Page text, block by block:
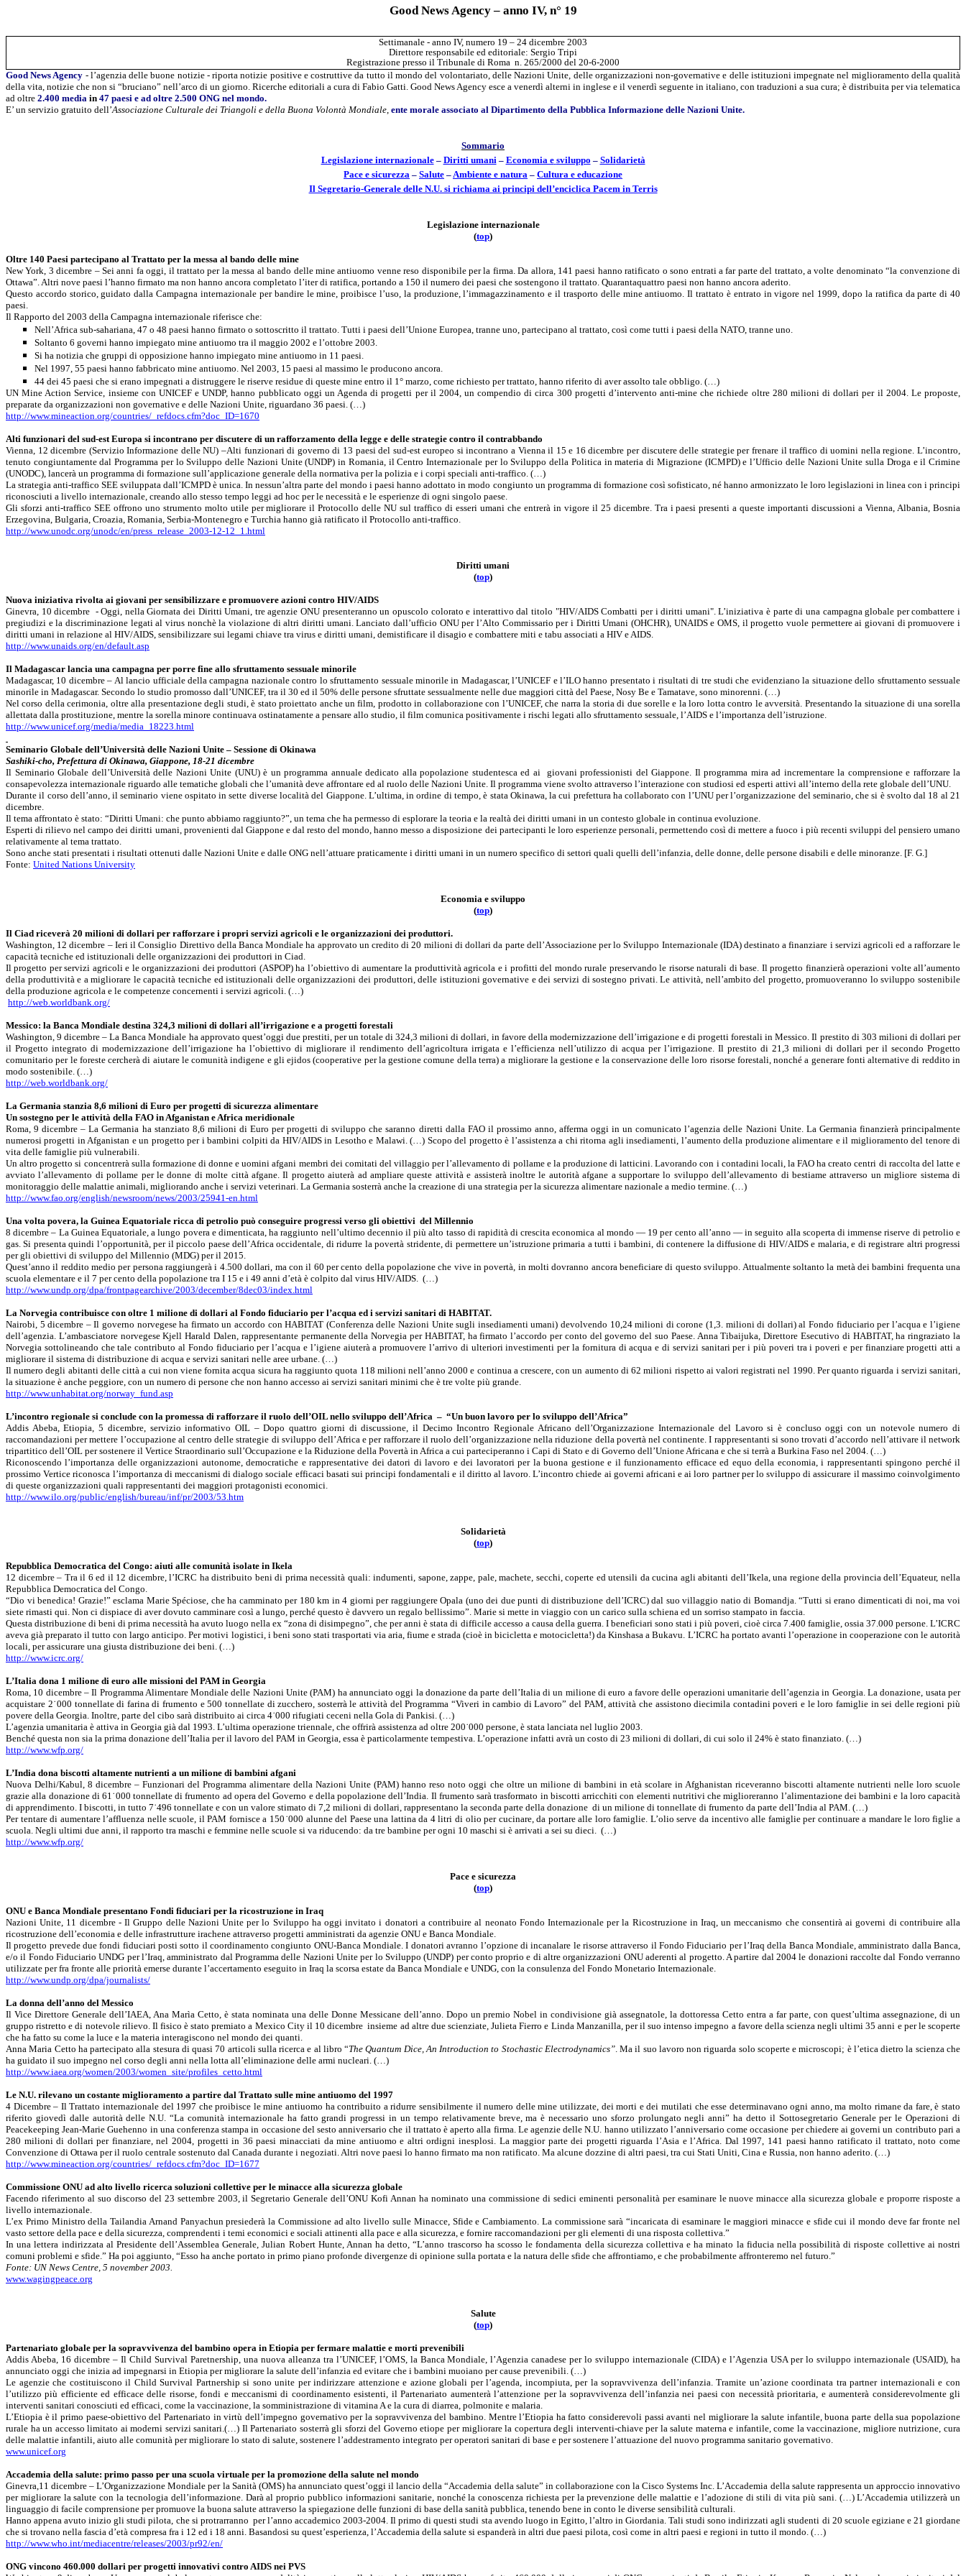
Good News Agency – anno IV, n° 19
Settimanale - anno IV, numero 19 – 24 dicembre 2003
Direttore responsabile ed editoriale: Sergio Tripi
Registrazione presso il Tribunale di Roma n. 265/2000 del 20-6-2000
Good News Agency - l’agenzia delle buone notizie - riporta notizie positive e costruttive da tutto il mondo del volontariato, delle Nazioni Unite, delle organizzazioni non-governative e delle istituzioni impegnate nel miglioramento della qualità
della vita, notizie che non si “bruciano” nell’arco di un giorno. Ricerche editoriali a cura di Fabio Gatti. Good News Agency esce a venerdì alterni in inglese e il venerdì seguente in italiano, con traduzioni a sua cura; è distribuita per via telematica
ad oltre 2.400 media in 47 paesi e ad oltre 2.500 ONG nel mondo.
E’ un servizio gratuito dell’Associazione Culturale dei Triangoli e della Buona Volontà Mondiale ente morale associato al Dipartimento della Pubblica Informazione delle Nazioni Unite.
Sommario
Legislazione internazionale– Diritti umani – Economia e sviluppo – Solidarietà
Pace e sicurezza – Salute – Ambiente e natura – Cultura e educazione
Il Segretario-Generale delle N.U. si richiama ai principi dell’enciclica Pacem in Terris
Legislazione internazionale
(top)
Oltre 140 Paesi partecipano al Trattato per la messa al bando delle mine
New York, 3 dicembre – Sei anni fa oggi, il trattato per la messa al bando delle mine antiuomo venne reso disponibile per la firma. Da allora, 141 paesi hanno ratificato o sono entrati a far parte del trattato, a volte denominato “la convenzione di
Ottawa”. Altri nove paesi l’hanno firmato ma non hanno ancora completato l’iter di ratifica, portando a 150 il numero dei paesi che sostengono il trattato. Quarantaquattro paesi non hanno ancora aderito.
Questo accordo storico, guidato dalla Campagna internazionale per bandire le mine, proibisce l’uso, la produzione, l’immagazzinamento e il trasporto delle mine antiuomo. Il trattato è entrato in vigore nel 1999, dopo la ratifica da parte di 40
paesi.
Il Rapporto del 2003 della Campagna internazionale riferisce che:
Nell’Africa sub-sahariana, 47 o 48 paesi hanno firmato o sottoscritto il trattato. Tutti i paesi dell’Unione Europea, tranne uno, partecipano al trattato, così come tutti i paesi della NATO, tranne uno.
Soltanto 6 governi hanno impiegato mine antiuomo tra il maggio 2002 e l’ottobre 2003.
Si ha notizia che gruppi di opposizione hanno impiegato mine antiuomo in 11 paesi.
Nel 1997, 55 paesi hanno fabbricato mine antiuomo. Nel 2003, 15 paesi al massimo le producono ancora.
44 dei 45 paesi che si erano impegnati a distruggere le riserve residue di queste mine entro il 1° marzo, come richiesto per trattato, hanno riferito di aver assolto tale obbligo. (…)
UN Mine Action Service, insieme con UNICEF e UNDP, hanno pubblicato oggi un Agenda di progetti per il 2004, un compendio di circa 300 progetti d’intervento anti-mine che richiede oltre 280 milioni di dollari per il 2004. Le proposte,
preparate da organizzazioni non governative e delle Nazioni Unite, riguardano 36 paesi. (…)
http://www.mineaction.org/countries/_refdocs.cfm?doc_ID=1670
Alti funzionari del sud-est Europa si incontrano per discutere di un rafforzamento della legge e delle strategie contro il contrabbando
Vienna, 12 dicembre (Servizio Informazione delle NU) –Alti funzionari di governo di 13 paesi del sud-est europeo si incontrano a Vienna il 15 e 16 dicembre per discutere delle strategie per frenare il traffico di uomini nella regione. L’incontro,
tenuto congiuntamente dal Programma per lo Sviluppo delle Nazioni Unite (UNDP) in Romania, il Centro Internazionale per lo Sviluppo della Politica in materia di Migrazione (ICMPD) e l’Ufficio delle Nazioni Unite sulla Droga e il Crimine
(UNODC), lancerà un programma di formazione sull’applicazione generale della normativa per la polizia e i corpi speciali anti-traffico. (…)
La strategia anti-traffico SEE sviluppata dall’ICMPD è unica. In nessun’altra parte del mondo i paesi hanno adottato in modo congiunto un programma di formazione così sofisticato, né hanno armonizzato le loro legislazioni in linea con i principi
riconosciuti a livello internazionale, creando allo stesso tempo leggi ad hoc per le necessità e le esperienze di ogni singolo paese.
Gli sforzi anti-traffico SEE offrono uno strumento molto utile per migliorare il Protocollo delle NU sul traffico di esseri umani che entrerà in vigore il 25 dicembre. Tra i paesi presenti a queste importanti discussioni a Vienna, Albania, Bosnia
Erzegovina, Bulgaria, Croazia, Romania, Serbia-Montenegro e Turchia hanno già ratificato il Protocollo anti-traffico.
http://www.unodc.org/unodc/en/press_release_2003-12-12_1.html
Diritti umani
(top)
Nuova iniziativa rivolta ai giovani per sensibilizzare e promuovere azioni contro HIV/AIDS
Ginevra, 10 dicembre - Oggi, nella Giornata dei Diritti Umani, tre agenzie ONU presenteranno un opuscolo colorato e interattivo dal titolo "HIV/AIDS Combatti per i diritti umani". L’iniziativa è parte di una campagna globale per combattere i
pregiudizi e la discriminazione legati al virus nonchè la violazione di altri diritti umani. Lanciato dall’ufficio ONU per l’Alto Commissario per i Diritti Umani (OHCHR), UNAIDS e OMS, il progetto vuole permettere ai giovani di promuovere i
diritti umani in relazione al HIV/AIDS, sensibilizzare sui legami chiave tra virus e diritti umani, demistificare il disagio e combattere miti e tabu associati a HIV e AIDS.
http://www.unaids.org/en/default.asp
Il Madagascar lancia una campagna per porre fine allo sfruttamento sessuale minorile
Madagascar, 10 dicembre – Al lancio ufficiale della campagna nazionale contro lo sfruttamento sessuale minorile in Madagascar, l’UNICEF e l’ILO hanno presentato i risultati di tre studi che evidenziano la situazione dello sfruttamento sessuale
minorile in Madagascar. Secondo lo studio promosso dall’UNICEF, tra il 30 ed il 50% delle persone sfruttate sessualmente nelle due maggiori città del Paese, Nosy Be e Tamatave, sono minorenni. (…)
Nel corso della cerimonia, oltre alla presentazione degli studi, è stato proiettato anche un film, prodotto in collaborazione con l’UNICEF, che narra la storia di due sorelle e la loro lotta contro le avversità. Presentando la situazione di una sorella
allettata dalla prostituzione, mentre la sorella minore continuava ostinatamente a pensare allo studio , il film comunica positivamente i rischi legati allo sfruttamento sessuale, l’AIDS e l’importanza dell’istruzione.
http://www.unicef.org/media/media_18223.html
Seminario Globale dell’Università delle Nazioni Unite – Sessione di Okinawa
Sashiki-cho, Prefettura di Okinawa, Giappone, 18-21 dicembre
Il Seminario Globale dell’Università delle Nazioni Unite (UNU) è un programma annuale dedicato alla popolazione studentesca ed ai
giovani professionisti del Giappone. Il programma mira ad incrementare la comprensione e rafforzare la
consapevolezza internazionale riguardo alle tematiche globali che l’umanità deve affrontare ed al ruolo delle Nazioni Unite. Il programma viene svolto attraverso l’interazione con studiosi ed esperti attivi all’interno della rete globale dell’UNU.
Durante il corso dell’anno, il seminario viene ospitato in sette diverse località del Giappone. L’ultima, in ordine di tempo, è stata Okinawa, la cui prefettura ha collaborato con l’UNU per l’organizzazione del seminario, che si è svolto dal 18 al 21
dicembre.
Il tema affrontato è stato: “Diritti Umani: che punto abbiamo raggiunto?”, un tema che ha permesso di esplorare la teoria e la realtà dei diritti umani in un contesto globale in continua evoluzione.
Esperti di rilievo nel campo dei diritti umani, provenienti dal Giappone e dal resto del mondo, hanno messo a disposizione dei partecipanti le loro esperienze personali, permettendo così di mettere a fuoco i più recenti sviluppi del pensiero umano
relativamente al tema trattato.
Sono anche stati presentati i risultati ottenuti dalle Nazioni Unite e dalle ONG nell’attuare praticamente i diritti umani in un numero specifico di settori quali quelli dell’infanzia, delle donne, delle persone disabili e delle minoranze. [F. G.]
Fonte: United Nations University
Economia e sviluppo
(top)
Il Ciad riceverà 20 milioni di dollari per rafforzare i propri servizi agricoli e le organizzazioni dei produttori.
Washington, 12 dicembre – Ieri il Consiglio Direttivo della Banca Mondiale ha approvato un credito di 20 milioni di dollari da parte dell’Associazione per lo Sviluppo Internazionale (IDA) destinato a finanziare i servizi agricoli ed a rafforzare le
capacità tecniche ed istituzionali delle organizzazioni dei produttori in Ciad.
Il progetto per servizi agricoli e le organizzazioni dei produttori (ASPOP) ha l’obiettivo di aumentare la produttività agricola e i profitti del mondo rurale preservando le risorse naturali di base. Il progetto finanzierà operazioni volte all’aumento
della produttività e a migliorare le capacità tecniche ed istituzionali delle organizzazioni dei produttori, delle istituzioni governative e dei servizi di sostegno privati. Le attività, nell’ambito del progetto, promuoveranno lo sviluppo sostenibile
della produzione agricola e le competenze concernenti i servizi agricoli. (…)
http://web.worldbank.org/
Messico: la Banca Mondiale destina 324,3 milioni di dollari all’irrigazione e a progetti forestali
Washington, 9 dicembre – La Banca Mondiale ha approvato quest’oggi due prestiti, per un totale di 324,3 milioni di dollari, in favore della modernizzazione dell’irrigazione e di progetti forestali in Messico. Il prestito di 303 milioni di dollari per
il Progetto integrato di modernizzazione dell’irrigazione ha l’obiettivo di migliorare il rendimento dell’agricoltura irrigata e l’efficienza nell’utilizzo di acqua per l’irrigazione. Il prestito di 21,3 milioni di dollari per il secondo Progetto
comunitario per le foreste cercherà di aiutare le comunità indigene e gli ejidos (cooperative per la gestione comune della terra) a migliorare la gestione e la conservazione delle loro risorse forestali, nonché a generare fonti alternative di reddito in
modo sostenibile. (…)
http://web.worldbank.org/
La Germania stanzia 8,6 milioni di Euro per progetti di sicurezza alimentare
Un sostegno per le attività della FAO in Afganistan e Africa meridionale
Roma, 9 dicembre – La Germania ha stanziato 8,6 milioni di Euro per progetti di sviluppo che saranno diretti dalla FAO il prossimo anno, afferma oggi in un comunicato l’agenzia delle Nazioni Unite. La Germania finanzierà principalmente
numerosi progetti in Afganistan e un progetto per i bambini colpiti da HIV/AIDS in Lesotho e Malawi. (…) Scopo del progetto è l’assistenza a chi ritorna agli insediamenti, l’aumento della produzione alimentare e il miglioramento del tenore di
vita delle famiglie più vulnerabili.
Un altro progetto si concentrerà sulla formazione di donne e uomini afgani membri dei comitati del villaggio per l’allevamento di pollame e la produzione di latticini. Lavorando con i contadini locali, la FAO ha creato centri di raccolta del latte e
avviato l’allevamento di pollame per le donne di molte città afgane. Il progetto aiuterà ad ampliare queste attività e assisterà inoltre le autorità afgane a supportare lo sviluppo dell’allevamento di bestiame attraverso un migliore sistema di
monitoraggio delle malattie animali, migliorando anche i servizi veterinari. La Germania sosterrà anche la creazione di una strategia per la sicurezza alimentare nazionale a medio termine. (…)
http://www.fao.org/english/newsroom/news/2003/25941-en.html
Una volta povera, la Guinea Equatoriale ricca di petrolio può conseguire progressi verso gli obiettivi del Millennio
8 dicembre – La Guinea Equatoriale, a lungo povera e dimenticata, ha raggiunto nell’ultimo decennio il più alto tasso di rapidità di crescita economica al mondo — 19 per cento all’anno — in seguito alla scoperta di immense riserve di petrolio e
gas. Si presenta quindi l’opportunità, per il piccolo paese dell’Africa occidentale, di ridurre la povertà stridente, di permettere un’istruzione primaria a tutti i bambini, di contenere la diffusione di HIV/AIDS e malaria, e di registrare altri progressi
per gli obiettivi di sviluppo del Millennio (MDG) per il 2015.
Quest’anno il reddito medio per persona raggiungerà i 4.500 dollari, ma con il 60 per cento della popolazione che vive in povertà, in molti dovranno ancora beneficiare di questo sviluppo. Attualmente soltanto la metà dei bambini frequenta una
scuola elementare e il 7 per cento della popolazione tra I 15 e i 49 anni d’età è colpito dal virus HIV/AIDS. (…)
http://www.undp.org/dpa/frontpagearchive/2003/december/8dec03/index.html
La Norvegia contribuisce con oltre 1 milione di dollari al Fondo fiduciario per l’acqua ed i servizi sanitari di HABITAT.
Nairobi, 5 dicembre – Il governo norvegese ha firmato un accordo con HABITAT (Conferenza delle Nazioni Unite sugli insediamenti umani) devolvendo 10,24 milioni di corone (1,3. milioni di dollari) al Fondo fiduciario per l’acqua e l’igiene
dell’agenzia. L’ambasciatore norvegese Kjell Harald Dalen, rappresentante permanente della Norvegia per HABITAT, ha firmato l’accordo per conto del governo del suo Paese. Anna Tibaijuka, Direttore Esecutivo di HABITAT, ha ringraziato la
Norvegia sottolineando che tale contributo al Fondo fiduciario per l’acqua e l’igiene aiuterà a promuovere l’arrivo di ulteriori investimenti per la fornitura di acqua e di servizi sanitari per i più poveri tra i poveri e per finanziare progetti atti a
migliorare il sistema di distribuzione di acqua e servizi sanitari nelle aree urbane. (…)
Il numero degli abitanti delle città a cui non viene fornita acqua sicura ha raggiunto quota 118 milioni nell’anno 2000 e continua a crescere, con un aumento di 62 milioni rispetto ai valori registrati nel 1990. Per quanto riguarda i servizi sanitari,
la situazione è anche peggiore, con un numero di persone che non hanno accesso ai servizi sanitari minimi che è tre volte più grande.
http://www.unhabitat.org/norway_fund.asp
L’incontro regionale si conclude con la promessa di rafforzare il ruolo dell’OIL nello sviluppo dell’Africa – “Un buon lavoro per lo sviluppo dell’Africa”
Addis Abeba, Etiopia, 5 dicembre, servizio informativo OIL – Dopo quattro giorni di discussione, il Decimo Incontro Regionale Africano dell’Organizzazione Internazionale del Lavoro si è concluso oggi con un notevole numero di
raccomandazioni per mettere l’occupazione al centro delle strategie di sviluppo dell’Africa e per rafforzare il ruolo dell’organizzazione nella riduzione della povertà nel continente. I rappresentanti si sono trovati d’accordo nell’attivare il network
tripartitico dell’OIL per sostenere il Vertice Straordinario sull’Occupazione e la Riduzione della Povertà in Africa a cui parteciperanno i Capi di Stato e di Governo dell’Unione Africana e che si terrà a Burkina Faso nel 2004. (…)
Riconoscendo l’importanza delle organizzazioni autonome, democratiche e rappresentative dei datori di lavoro e dei lavoratori per la buona gestione e il funzionamento efficace ed equo della economia, i rappresentanti spingono perché il
prossimo Vertice riconosca l’importanza di meccanismi di dialogo sociale efficaci basati sui principi fondamentali e il diritto al lavoro. L’incontro chiede ai governi africani e ai loro partner per lo sviluppo di assicurare il massimo coinvolgimento
di queste organizzazioni quali rappresentanti dei maggiori protagonisti economici.
http://www.ilo.org/public/english/bureau/inf/pr/2003/53.htm
Solidarietà
(top)
Repubblica Democratica del Congo: aiuti alle comunità isolate in Ikela
12 dicembre – Tra il 6 ed il 12 dicembre, l’ICRC ha distribuito beni di prima necessità quali: indumenti, sapone, zappe, pale, machete, secchi, coperte ed utensili da cucina agli abitanti dell’Ikela, una regione della provincia dell’Equateur, nella
Repubblica Democratica del Congo.
“Dio vi benedica! Grazie!” esclama Marie Spéciose, che ha camminato per 180 km in 4 giorni per raggiungere Opala (uno dei due punti di distribuzione dell’ICRC) dal suo villaggio natio di Bomandja. “Tutti si erano dimenticati di noi, ma voi
siete rimasti qui. Non ci dispiace di aver dovuto camminare così a lungo, perché questo è davvero un regalo bellissimo”. Marie si mette in viaggio con un carico sulla schiena ed un sorriso stampato in faccia.
Questa distribuzione di beni di prima necessità ha avuto luogo nella ex “zona di disimpegno”, che per anni è stata di difficile accesso a causa della guerra. I beneficiari sono stati i più poveri, cioè circa 7.400 famiglie, ossia 37.000 persone. L’ICRC
aveva già preparato il tutto con largo anticipo. Per motivi logistici, i beni sono stati trasportati via aria, fiume e strada (cioè in bicicletta e motocicletta!) da Kinshasa a Bukavu. L’ICRC ha portato avanti l’operazione in cooperazione con le autorità
locali, per assicurare una giusta distribuzione dei beni. (…)
http://www.icrc.org/
L’Italia dona 1 milione di euro alle missioni del PAM in Georgia
Roma, 10 dicembre – Il Programma Alimentare Mondiale delle Nazioni Unite (PAM) ha annunciato oggi la donazione da parte dell’Italia di un milione di euro a favore delle operazioni umanitarie dell’agenzia in Georgia. La donazione, usata per
acquistare 2˙000 tonnellate di farina di frumento e 500 tonnellate di zucchero, sosterrà le attività del Programma “Viveri in cambio di Lavoro” del PAM, attività che assistono diecimila contadini poveri e le loro famiglie in sei delle regioni più
povere della Georgia. Inoltre, parte del cibo sarà distribuito ai circa 4˙000 rifugiati ceceni nella Gola di Pankisi. (…)
L’agenzia umanitaria è attiva in Georgia già dal 1993. L’ultima operazione triennale, che offrirà assistenza ad oltre 200˙000 persone, è stata lanciata nel luglio 2003.
Benché questa non sia la prima donazione dell’Italia per il lavoro del PAM in Georgia, essa è particolarmente tempestiva. L’operazione infatti avrà un costo di 23 milioni di dollari, di cui solo il 24% è stato finanziato. (…)
http://www.wfp.org/
L’India dona biscotti altamente nutrienti a un milione di bambini afgani
Nuova Delhi/Kabul, 8 dicembre – Funzionari del Programma alimentare della Nazioni Unite (PAM) hanno reso noto oggi che oltre un milione di bambini in età scolare in Afghanistan riceveranno biscotti altamente nutrienti nelle loro scuole
grazie alla donazione di 61˙000 tonnellate di frumento ad opera del Governo e della popolazione dell’India. Il frumento sarà trasformato in biscotti arricchiti con elementi nutritivi che miglioreranno l’alimentazione dei bambini e la loro capacità
di apprendimento. I biscotti, in tutto 7˙496 tonnellate e con un valore stimato di 7,2 milioni di dollari, rappresentano la seconda parte della donazione di un milione di tonnellate di frumento da parte dell’India al PAM. (…)
Per tentare di aumentare l’affluenza nelle scuole, il PAM fornisce a 150˙000 alunne del Paese una lattina da 4 litri di olio per cucinare, da portare alle loro famiglie. L’olio serve da incentivo alle famiglie per continuare a mandare le loro figlie a
scuola. Negli ultimi due anni, il rapporto tra maschi e femmine nelle scuole si va riducendo: da tre bambine per ogni 10 maschi si è arrivati a sei su dieci.
(…)
http://www.wfp.org/
Pace e sicurezza
(top)
ONU e Banca Mondiale presentano Fondi fiduciari per la ricostruzione in Iraq
Nazioni Unite, 11 dicembre - Il Gruppo delle Nazioni Unite per lo Sviluppo ha oggi invitato i donatori a contribuire al neonato Fondo Internazionale per la Ricostruzione in Iraq, un meccanismo che consentirà ai governi di contribuire alla
ricostruzione dell’economia e delle infrastrutture irachene attraverso progetti amministrati da agenzie ONU e Banca Mondiale.
Il progetto prevede due fondi fiduciari posti sotto il coordinamento congiunto ONU-Banca Mondiale. I donatori avranno l’opzione di incanalare le risorse attraverso il Fondo Fiduciario per l’Iraq della Banca Mondiale, amministrato dalla Banca,
e/o il Fondo Fiduciario UNDG per l’Iraq, amministrato dal Programma delle Nazioni Unite per lo Sviluppo (UNDP) per conto proprio e di altre organizzazioni ONU aderenti al progetto. A partire dal 2004 le donazioni raccolte dal Fondo verranno
utilizzate per fra fronte alle priorità emerse durante l’accertamento eseguito in Iraq la scorsa estate da Banca Mondiale e UNDG, con la consulenza del Fondo Monetario Internazionale.
http://www.undp.org/dpa/journalists/
La donna dell’anno del Messico
Il Vice Direttore Generale dell’IAEA, Ana Marìa Cetto, è stata nominata una delle Donne Messicane dell’anno. Dopo un premio Nobel in condivisione già assegnatole, la dottoressa Cetto entra a far parte, con quest’ultima assegnazione, di un
gruppo ristretto e di notevole rilievo. Il fisico è stato premiato a Mexico City il 10 dicembre insieme ad altre due scienziate, Julieta Fierro e Linda Manzanilla, per il suo intenso impegno a favore della scienza negli ultimi 35 anni e per le scoperte
che ha fatto su come la luce e la materia interagiscono nel mondo dei quanti.
Anna Maria Cetto ha partecipato alla stesura di quasi 70 articoli sulla ricerca e al libro “The Quantum Dice, An Introduction to Stochastic Electrodynamics”. Ma il suo lavoro non riguarda solo scoperte e microscopi; è l’etica dietro la scienza che
ha guidato il suo impegno nel corso degli anni nella lotta all’eliminazione delle armi nucleari. (…)
http://www.iaea.org/women/2003/women_site/profiles_cetto.html
Le N.U. rilevano un costante miglioramento a partire dal Trattato sulle mine antiuomo del 1997
4 Dicembre – Il Trattato internazionale del 1997 che proibisce le mine antiuomo ha contribuito a ridurre sensibilmente il numero delle mine utilizzate, dei morti e dei mutilati che esse determinavano ogni anno, ma molto rimane da fare, è stato
riferito giovedì dalle autorità delle N.U. “La comunità internazionale ha fatto grandi progressi in un tempo relativamente breve, ma è necessario uno sforzo prolungato negli anni” ha detto il Sottosegretario Generale per le Operazioni di
Peacekeeping Jean-Marie Guehenno in una conferenza stampa in occasione del sesto anniversario che il trattato è aperto alla firma. Le agenzie delle N.U. hanno utilizzato l’anniversario come occasione per chiedere ai governi un contributo pari a
280 milioni di dollari per finanziare, nel 2004, progetti in 36 paesi minacciati da mine antiuomo e altri ordigni inesplosi. La maggior parte dei progetti riguarda l’Asia e l’Africa. Dal 1997, 141 paesi hanno ratificato il trattato, noto come
Convenzione di Ottawa per il ruolo centrale sostenuto dal Canada durante i negoziati. Altri nove paesi lo hanno firmato ma non ratificato. Ma alcune dozzine di altri paesi, tra cui Stati Uniti, Cina e Russia, non hanno aderito. (…)
http://www.mineaction.org/countries/_refdocs.cfm?doc_ID=1677
Commissione ONU ad alto livello ricerca soluzioni collettive per le minacce alla sicurezza globale
Facendo riferimento al suo discorso del 23 settembre 2003, il Segretario Generale dell’ONU Kofi Annan ha nominato una commissione di sedici eminenti personalità per esaminare le nuove minacce alla sicurezza globale e proporre risposte a
livello internazionale.
L’ex Primo Ministro della Tailandia Arnand Panyachun presiederà la Commissione ad alto livello sulle Minacce, Sfide e Cambiamento. La commissione sarà “incaricata di esaminare le maggiori minacce e sfide cui il mondo deve far fronte nel
vasto settore della pace e della sicurezza, comprendenti i temi economici e sociali attinenti alla pace e alla sicurezza, e fornire raccomandazioni per gli elementi di una risposta collettiva.”
In una lettera indirizzata al Presidente dell’Assemblea Generale, Julian Robert Hunte, Annan ha detto, “L’anno trascorso ha scosso le fondamenta della sicurezza collettiva e ha minato la fiducia nella possibilità di risposte collettive ai nostri
comuni problemi e sfide.” Ha poi aggiunto, “Esso ha anche portato in primo piano profonde divergenze di opinione sulla portata e la natura delle sfide che affrontiamo, e che probabilmente affronteremo nel futuro.”
Fonte: UN News Centre, 5 november 2003.
www.wagingpeace.org
Salute
(top)
Partenariato globale per la sopravvivenza del bambino opera in Etiopia per fermare malattie e morti prevenibili
Addis Abeba, 16 dicembre – Il Child Survival Paretnership, una nuova alleanza tra l’UNICEF, l’OMS, la Banca Mondiale, l’Agenzia canadese per lo sviluppo internazionale (CIDA) e l’Agenzia USA per lo sviluppo internazionale (USAID), ha
annunciato oggi che inizia ad impegnarsi in Etiopia per migliorare la salute dell’infanzia ed evitare che i bambini muoiano per cause prevenibili. (…)
Le agenzie che costituiscono il Child Survival Partnership si sono unite per indirizzare attenzione e azione globali per l’agenda, incompiuta, per la sopravvivenza dell’infanzia. Tramite un’azione coordinata tra partner internazionali e con
l’utilizzo più efficiente ed efficace delle risorse, fondi e meccanismi di coordinamento esistenti, il Partenariato aumenterà l’attenzione per la sopravvivenza dell’infanzia nei paesi con necessità prioritaria, e aumenterà considerevolmente gli
interventi sanitari conosciuti ed efficaci, come la vaccinazione, la somministrazione di vitamina A e la cura di diarrea, polmonite e malaria.
L’Etiopia è il primo paese-obiettivo del Partenariato in virtù dell’impegno governativo per la sopravvivenza del bambino. Mentre l’Etiopia ha fatto considerevoli passi avanti nel migliorare la salute infantile, buona parte della sua popolazione
rurale ha un accesso limitato ai moderni servizi sanitari.(…) Il Partenariato sosterrà gli sforzi del Governo etiope per migliorare la copertura degli interventi-chiave per la salute materna e infantile, come la vaccinazione, migliore nutrizione, cura
delle malattie infantili, aiuto alle comunità per migliorare lo stato di salute, sostenere l’addestramento integrato per operatori sanitari di base e per sostenere l’attuazione del nuovo programma sanitario governativo.
www.unicef.org
Accademia della salute: primo passo per una scuola virtuale per la promozione della salute nel mondo
Ginevra,11 dicembre – L’Organizzazione Mondiale per la Sanità (OMS) ha annunciato quest’oggi il lancio della “Accademia della salute” in collaborazione con la Cisco Systems Inc. L’Accademia della salute rappresenta un approccio innovativo
per migliorare la salute con la tecnologia dell’informazione. Darà al proprio pubblico informazioni sanitarie, nonché la conoscenza richiesta per la prevenzione delle malattie e l’adozione di stili di vita più sani. (…) L’Accademia utilizzerà un
linguaggio di facile comprensione per promuove la buona salute attraverso la spiegazione delle funzioni di base della sanità pubblica, tenendo bene in conto le diverse sensibilità culturali.
Hanno appena avuto inizio gli studi pilota, che si protrarranno per l’anno accademico 2003-2004. Il primo di questi studi sta avendo luogo in Egitto, l’altro in Giordania. Tali studi sono indirizzati agli studenti di 20 scuole egiziane e 21 giordane
che si trovano nella fascia d’età compresa fra i 12 ed i 18 anni. Basandosi su quest’esperienza, l’Accademia della salute si espanderà in altri due paesi pilota, così come in altri paesi e regioni in tutto il mondo. (…)
http://www.who.int/mediacentre/releases/2003/pr92/en/
ONG vincono 460.000 dollari per progetti innovativi contro AIDS nei PVS